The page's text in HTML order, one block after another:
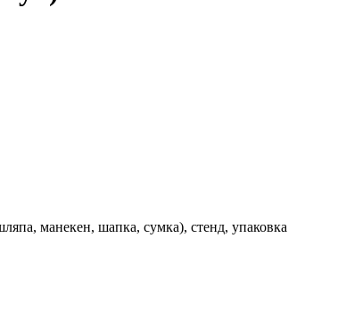
манекен, шапка, сумка), стенд, упаковка